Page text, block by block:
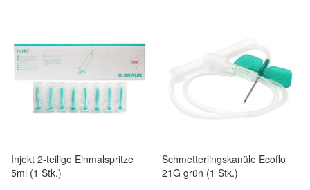
Injekt 2-teilige Einmalspritze
5ml (1 Stk.)
Schmetterlingskanüle Ecoflo
21G grün (1 Stk.)